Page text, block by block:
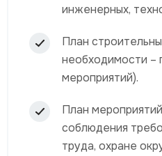
инженерных,
План
необходимости –
мероприятий).
План
соблюдения
труда, охране